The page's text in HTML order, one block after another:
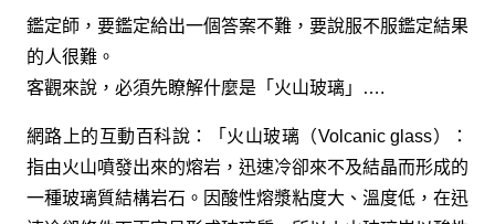
鑑定師，要鑑定給出一個答案不難，要說服不服鑑定結果
的人很難。
客觀來說，必須先瞭解什麼是「火山玻璃」….
網路上的互動百科說：「火山玻璃（Volcanic glass）：
指由火山噴發出來的熔岩，迅速冷卻來不及結晶而形成的
一種玻璃質結構岩石。因酸性熔漿粘度大、溫度低，在迅